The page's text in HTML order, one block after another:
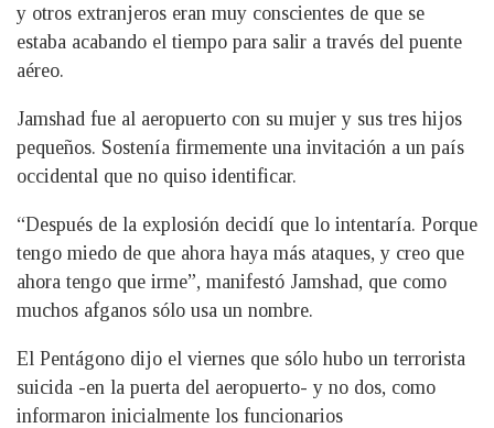
y otros extranjeros eran muy conscientes de que se
estaba acabando el tiempo para salir a través del puente
aéreo.
Jamshad fue al aeropuerto con su mujer y sus tres hijos
pequeños. Sostenía firmemente una invitación a un país
occidental que no quiso identificar.
“Después de la explosión decidí que lo intentaría. Porque
tengo miedo de que ahora haya más ataques, y creo que
ahora tengo que irme”, manifestó Jamshad, que como
muchos afganos sólo usa un nombre.
El Pentágono dijo el viernes que sólo hubo un terrorista
suicida -en la puerta del aeropuerto- y no dos, como
informaron inicialmente los funcionarios